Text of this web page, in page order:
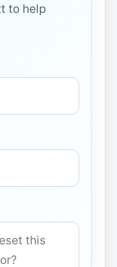
to help